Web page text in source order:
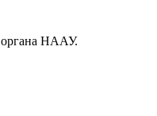
органа НААУ.